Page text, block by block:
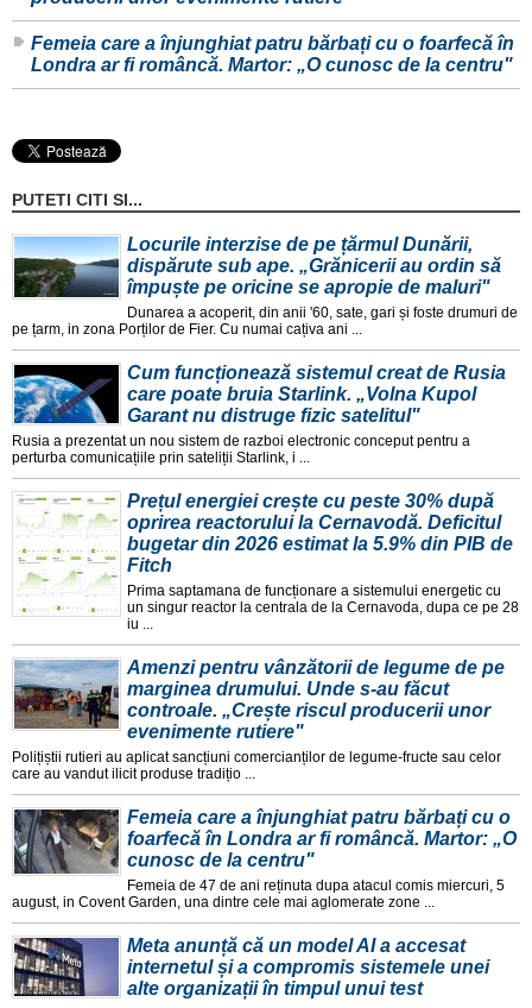
Femeia care a înjunghiat patru bărbați cu o foarfecă în
Londra ar fi româncă. Martor: „O cunosc de la centru"
PUTETI CITI SI...
Locurile interzise de pe țărmul Dunării,
dispărute sub ape. „Grănicerii au ordin să
împuște pe oricine se apropie de maluri"
Dunarea a acoperit, din anii '60, sate, gari și foste drumuri de
pe țarm, in zona Porților de Fier. Cu numai cațiva ani ...
Cum funcționează sistemul creat de Rusia
care poate bruia Starlink. „Volna Kupol
Garant nu distruge fizic satelitul"
Rusia a prezentat un nou sistem de razboi electronic conceput pentru a
perturba comunicațiile prin sateliții Starlink, i ...
Prețul energiei crește cu peste 30% după
oprirea reactorului la Cernavodă. Deficitul
bugetar din 2026 estimat la 5.9% din PIB de
Fitch
Prima saptamana de funcționare a sistemului energetic cu
un singur reactor la centrala de la Cernavoda, dupa ce pe 28
iu ...
Amenzi pentru vânzătorii de legume de pe
marginea drumului. Unde s-au făcut
controale. „Crește riscul producerii unor
evenimente rutiere"
Polițiștii rutieri au aplicat sancțiuni comercianților de legume-fructe sau celor
care au vandut ilicit produse tradițio ...
Femeia care a înjunghiat patru bărbați cu o
foarfecă în Londra ar fi româncă. Martor: „O
cunosc de la centru"
Femeia de 47 de ani reținuta dupa atacul comis miercuri, 5
august, in Covent Garden, una dintre cele mai aglomerate zone ...
Meta anunță că un model AI a accesat
internetul și a compromis sistemele unei
alte organizații în timpul unui test